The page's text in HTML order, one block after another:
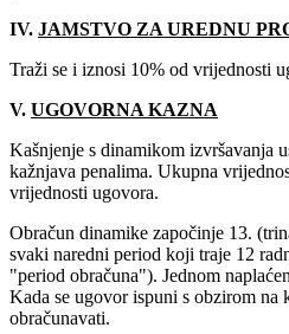
IV. JAMSTVO ZA UREDNU
Traži se i iznosi 10% od vrijednosti
V. UGOVORNA KAZNA
Kašnjenje s dinamikom izvršavanja
kažnjava penalima. Ukupna
vrijednosti ugovora.
Obračun dinamike započinje 13.
svaki naredni period koji traje 12
"period obračuna"). Jednom
Kada se ugovor ispuni s obzirom na
obračunavati.